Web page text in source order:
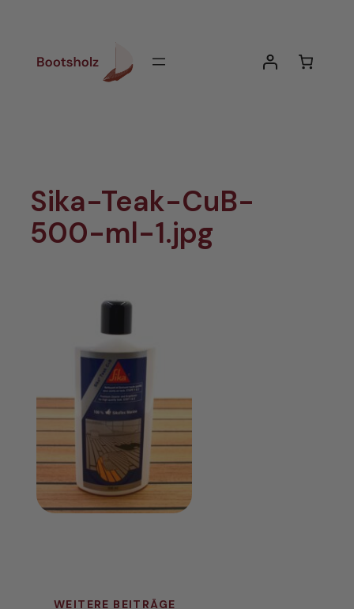
Sika-Teak-CuB-
500-ml-1.jpg
WEITERE BEITRÄGE